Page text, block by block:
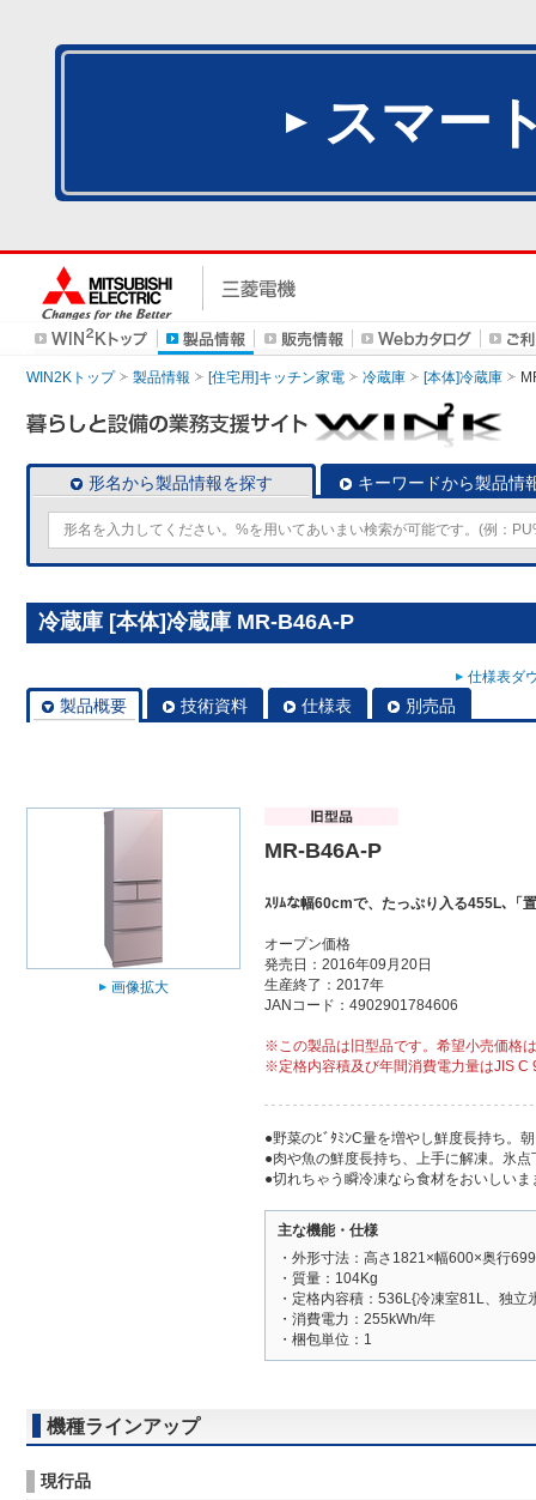
スマー
WIN2Kトップ 製品情報 [住宅用]キッチン家電 冷蔵庫 [本体]冷蔵庫
形名から製品情報を探す キーワードから製品情
冷蔵庫 [本体]冷蔵庫 MR-B46A-P
仕様表ダ
製品概要 技術資料 仕様表 別売品
画像拡大
MR-B46A-P
ｽﾘﾑな幅60cmで、たっぷり入る455L､「
オープン価格
発売日：2016年09月20日
生産終了：2017年
JANコード：4902901784606
※この製品は旧型品です。希望小売価格
※定格内容積及び年間消費電力量はJIS C
●野菜のﾋﾞﾀﾐﾝC量を増やし鮮度長持ち。
●肉や魚の鮮度長持ち、上手に解凍。氷点
●切れちゃう瞬冷凍なら食材をおいしいま
主な機能・仕様
・外形寸法：高さ1821×幅600×奥行
・質量：104Kg
・定格内容積：536L{冷凍室81L、独
・消費電力：255kWh/年
・梱包単位：1
機種ラインアップ
現行品